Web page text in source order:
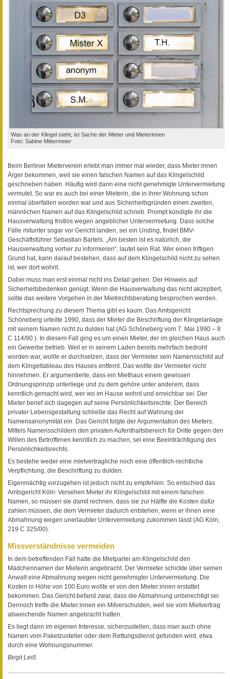
Was an der Klingel steht, ist Sache der Mieter und Mieterinnen
Foto: Sabine Mittermeier
Beim Berliner Mieterverein erlebt man immer mal wieder, dass Mieter:innen
Ärger bekommen, weil sie einen falschen Namen auf das Klingelschild
geschrieben haben. Häufig wird dann eine nicht genehmigte Untervermietung
vermutet. So war es auch bei einer Mieterin, die in ihrer Wohnung schon
einmal überfallen worden war und aus Sicherheitsgründen einen zweiten,
männlichen Namen auf das Klingelschild schrieb. Prompt kündigte ihr die
Hausverwaltung fristlos wegen angeblicher Untervermietung. Dass solche
Fälle mitunter sogar vor Gericht landen, sei ein Unding, findet BMV-
Geschäftsführer Sebastian Bartels. „Am besten ist es natürlich, die
Hausverwaltung vorher zu informieren“, lautet sein Rat. Wer einen triftigen
Grund hat, kann darauf bestehen, dass auf dem Klingelschild nicht zu sehen
ist, wer dort wohnt.
Dabei muss man erst einmal nicht ins Detail gehen. Der Hinweis auf
Sicherheitsbedenken genügt. Wenn die Hausverwaltung das nicht akzeptiert,
sollte das weitere Vorgehen in der Mietrechtsberatung besprochen werden.
Rechtsprechung zu diesem Thema gibt es kaum. Das Amtsgericht
Schöneberg urteilte 1990, dass der Mieter die Beschrif­tung der Klingelanlage
mit seinem Namen nicht zu dulden hat (AG Schöneberg vom 7. Mai 1990 – 8
C 114/90 ). In diesem Fall ging es um einen Mieter, der im gleichen Haus auch
ein Gewerbe betrieb. Weil er in seinem Laden bereits mehrfach bedroht
worden war, wollte er durchsetzen, dass der Vermieter sein Namensschild auf
dem Klingelta­bleau des Hauses entfernt. Das wollte der Vermieter nicht
hinnehmen. Er argumentierte, dass ein Miethaus einem gewissen
Ordnungsprinzip unterliege und zu dem gehöre unter anderem, dass
kenntlich gemacht wird, wer wo im Hause wohnt und erreichbar sei. Der
Mieter berief sich dagegen auf seine Persönlichkeitsrechte. Der Bereich
privater Lebensgestaltung schließe das Recht auf Wahrung der
Namensanonymität ein. Das Gericht folgte der Argu­mentation des Mieters.
Mittels Na­mensschildern den priva­ten Aufenthaltsbereich für Dritte gegen den
Willen des Betroffenen kenntlich zu machen, sei eine Beeinträchtigung des
Persönlichkeitsrechts.
Es bestehe weder eine mietvertragliche noch eine öffentlich-rechtliche
Verpflichtung, die Beschriftung zu dulden.
Eigenmächtig vorzugehen ist jedoch nicht zu empfehlen. So entschied das
Amtsgericht Köln: Versehen Mieter ihr Klingelschild mit einem falschen
Namen, so müssen sie damit rechnen, dass sie zur Hälfte die Kosten dafür
zahlen müssen, die dem Vermieter dadurch entstehen, wenn er ihnen eine
Abmahnung wegen un­erlaubter Untervermietung zukommen lässt (AG Köln,
219 C 325/00).
Missverständnisse vermeiden
In dem betreffenden Fall hatte die Mietpartei am Klingelschild den
Mädchennamen der Mieterin angebracht. Der Vermieter schickte über seinen
Anwalt eine Abmahnung wegen nicht genehmigter Untervermietung. Die
Kosten in Höhe von 100 Euro wollte er von den Mieter:innen erstattet
bekommen. Das Gericht befand zwar, dass die Abmahnung unberechtigt sei.
Dennoch treffe die Mieter:innen ein Mitverschulden, weil sie vom Mietvertrag
abweichende Namen angebracht hatten.
Es liegt dann im eigenen Interesse, sicherzustellen, dass man auch ohne
Namen vom Paketzusteller oder dem Rettungsdienst gefunden wird, etwa
durch eine Wohnungsnummer.
Birgit Leiß